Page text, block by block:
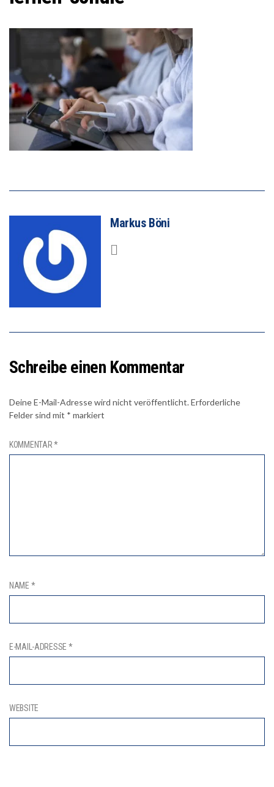
Markus Böni
Schreibe einen Kommentar
Deine E-Mail-Adresse wird nicht veröffentlicht.Erforderliche
Felder sind mit * markiert
KOMMENTAR*
NAME *
E-MAIL-ADRESSE *
WEBSITE